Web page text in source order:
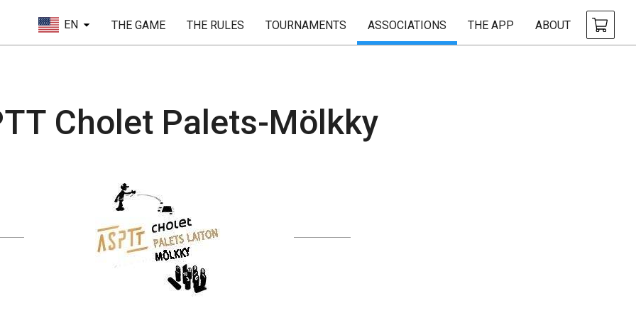
EN THE GAME THE RULES TOURNAMENTS ASSOCIATIONS THE APP ABOUT
Cholet Palets-Mölkky